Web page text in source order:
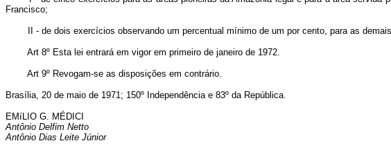
Francisco;
II - de dois exercícios observando um percentual mínimo de um por cento, para as
Art 8º Esta lei entrará em vigor em primeiro de janeiro de 1972.
Art 9º Revogam-se as disposições em contrário.
Brasília, 20 de maio de 1971; 150º Independência e 83º da República.
EMíLIO G. MÉDICI
Antônio Delfim Netto
Antônio Dias Leite Júnior